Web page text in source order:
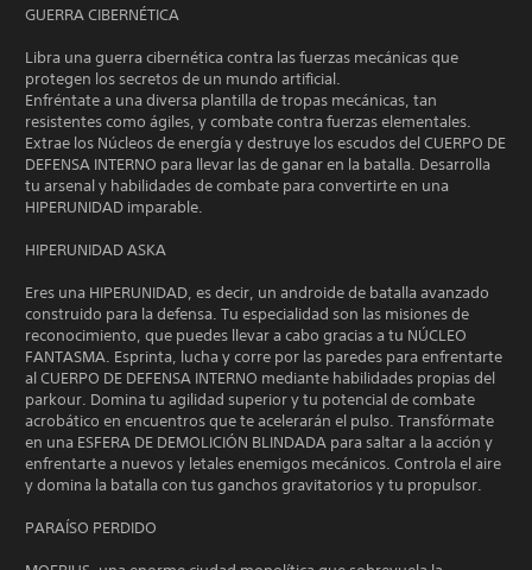
GUERRA CIBERNÉTICA
Libra una guerra cibernética contra las fuerzas mecánicas que
protegen los secretos de un mundo artificial.
Enfréntate a una diversa plantilla de tropas mecánicas, tan
resistentes como ágiles, y combate contra fuerzas elementales.
Extrae los Núcleos de energía y destruye los escudos del CUERPO DE
DEFENSA INTERNO para llevar las de ganar en la batalla. Desarrolla
tu arsenal y habilidades de combate para convertirte en una
HIPERUNIDAD imparable.
HIPERUNIDAD ASKA
Eres una HIPERUNIDAD, es decir, un androide de batalla avanzado
construido para la defensa. Tu especialidad son las misiones de
reconocimiento, que puedes llevar a cabo gracias a tu NÚCLEO
FANTASMA. Esprinta, lucha y corre por las paredes para enfrentarte
al CUERPO DE DEFENSA INTERNO mediante habilidades propias del
parkour. Domina tu agilidad superior y tu potencial de combate
acrobático en encuentros que te acelerarán el pulso. Transfórmate
en una ESFERA DE DEMOLICIÓN BLINDADA para saltar a la acción y
enfrentarte a nuevos y letales enemigos mecánicos. Controla el aire
y domina la batalla con tus ganchos gravitatorios y tu propulsor.
PARAÍSO PERDIDO